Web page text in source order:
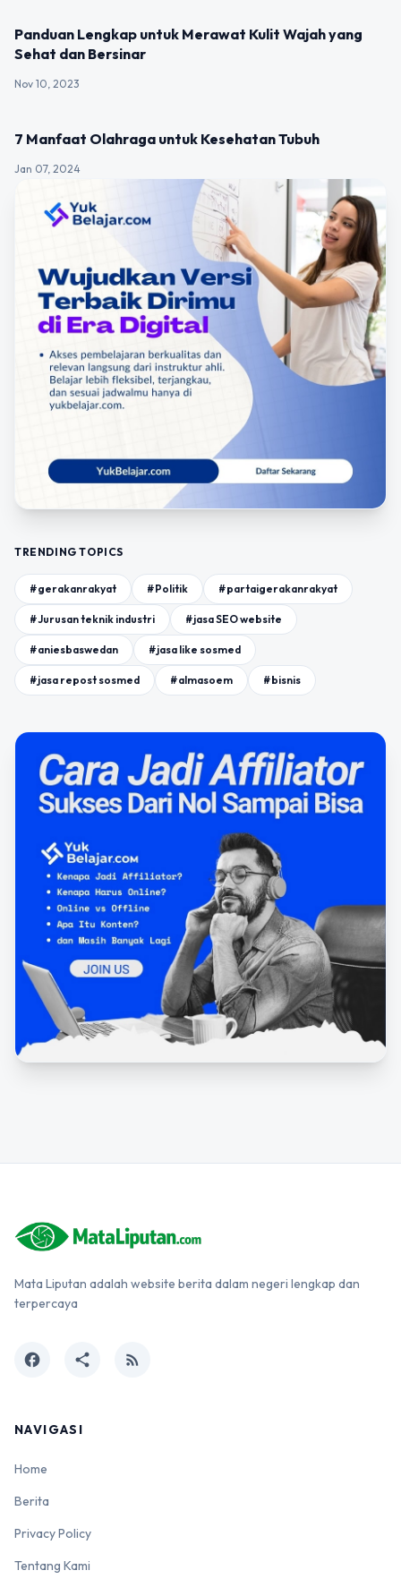
Panduan Lengkap untuk Merawat Kulit Wajah yang
Sehat dan Bersinar
Nov 10, 2023
7 Manfaat Olahraga untuk Kesehatan Tubuh
Jan 07, 2024
TRENDING TOPICS
#gerakanrakyat #Politik #partaigerakanrakyat
#Jurusan teknik industri #jasa SEO website
#aniesbaswedan #jasa like sosmed
#jasa repost sosmed #almasoem #bisnis
Mata Liputan adalah website berita dalam negeri lengkap dan
terpercaya
facebook share rss_feed
NAVIGASI
Home
Berita
Privacy Policy
Tentang Kami